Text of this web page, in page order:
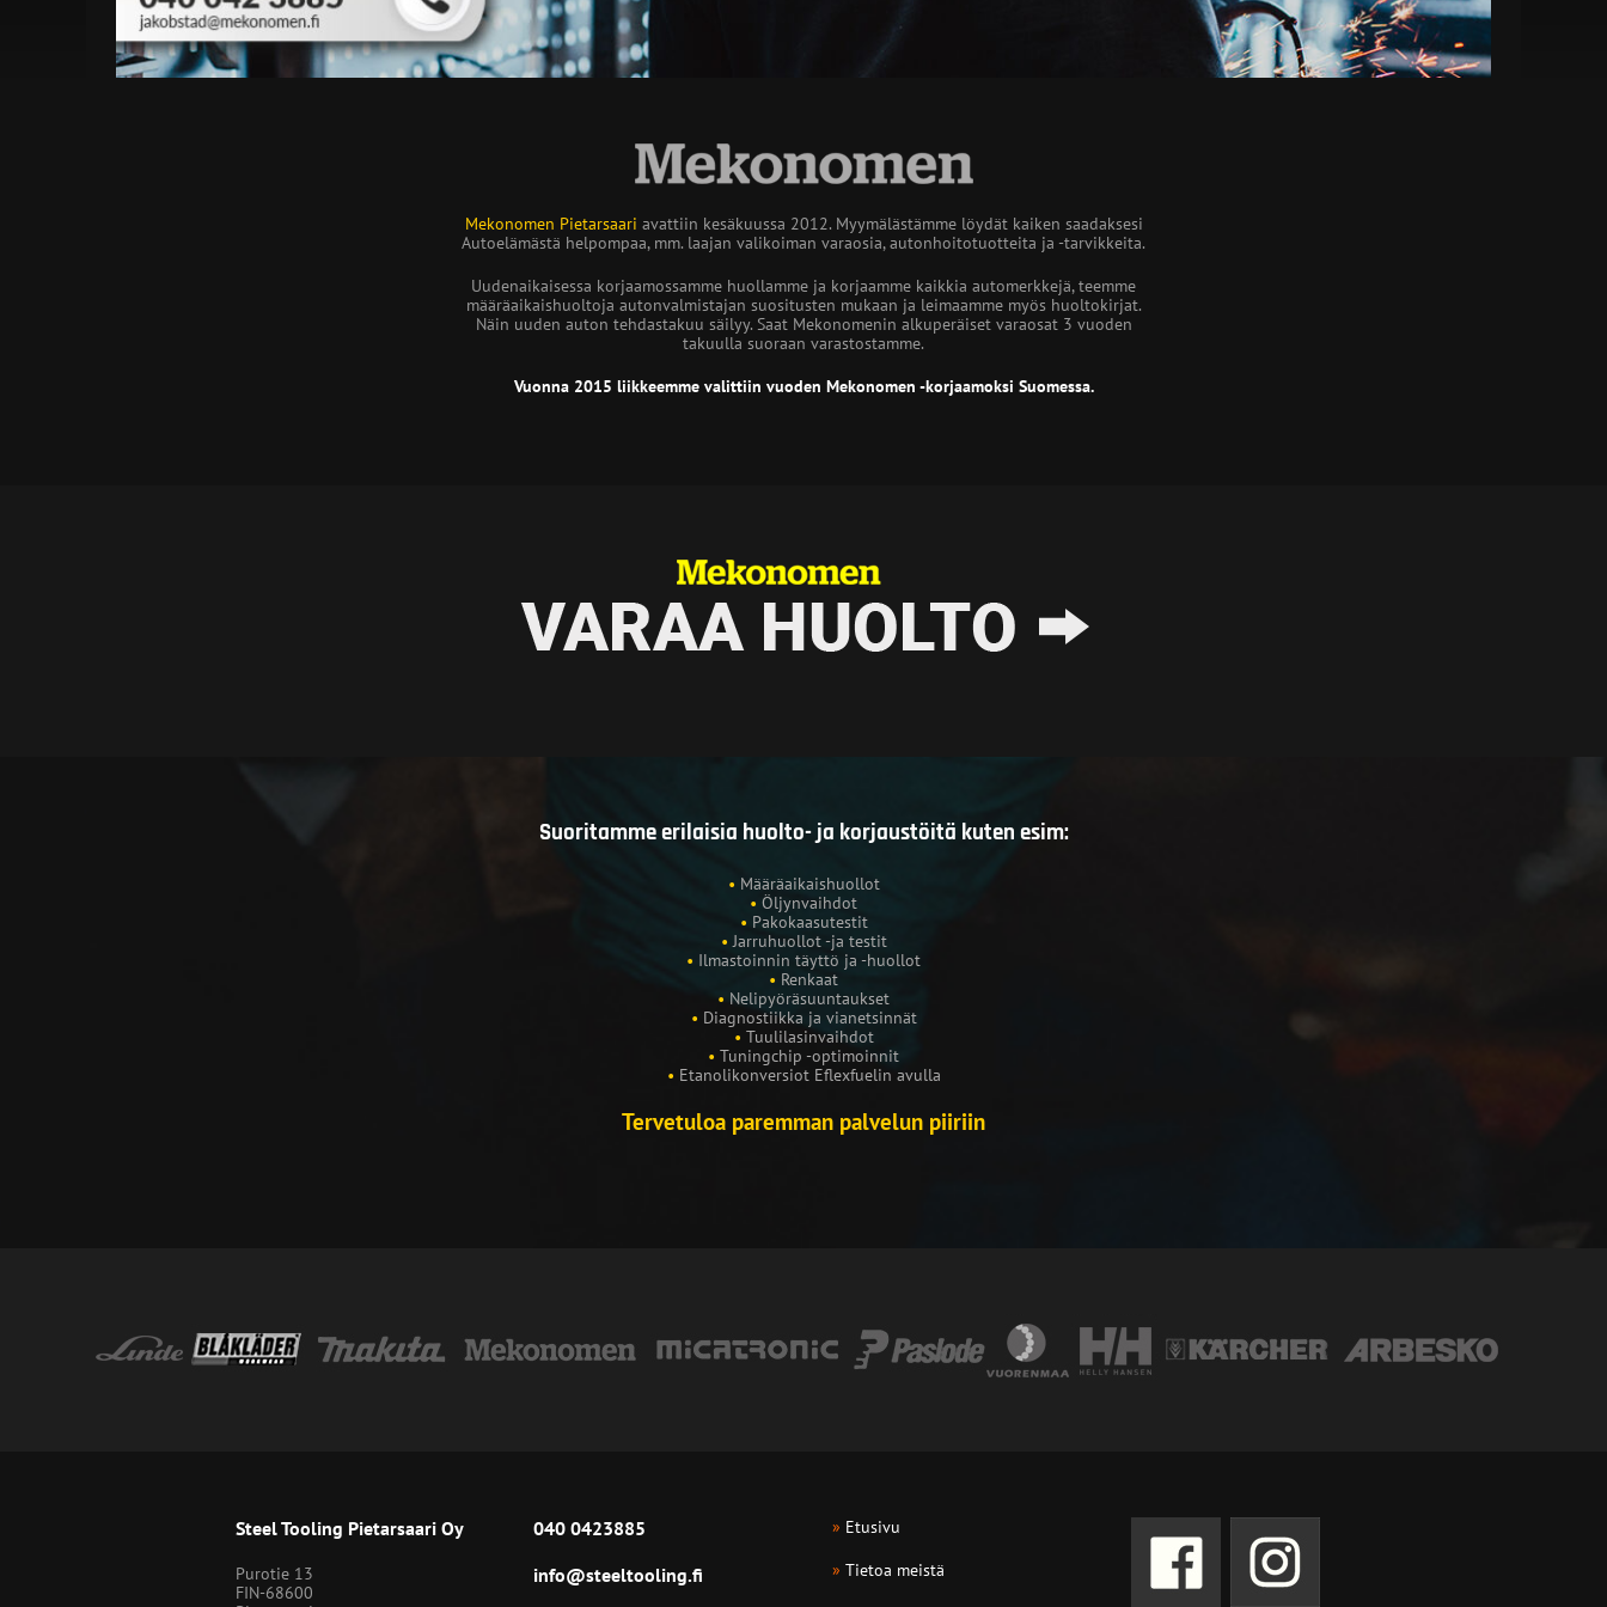
Mekonomen Pietarsaari avattiin kesäkuussa 2012. Myymälästämme löydät kaiken saadaksesi
Autoelämästä helpompaa, mm. laajan valikoiman varaosia, autonhoitotuotteita ja -tarvikkeita.
Uudenaikaisessa korjaamossamme huollamme ja korjaamme kaikkia automerkkejä, teemme
määräaikaishuoltoja autonvalmistajan suositusten mukaan ja leimaamme myös huoltokirjat.
Näin uuden auton tehdastakuu säilyy. Saat Mekonomenin alkuperäiset varaosat 3 vuoden
takuulla suoraan varastostamme.
Vuonna 2015 liikkeemme valittiin vuoden Mekonomen -korjaamoksi Suomessa.
Suoritamme erilaisia huolto- ja korjaustöitä kuten esim:
• Määräaikaishuollot
• Öljynvaihdot
• Pakokaasutestit
•Jarruhuollot -ja testit
• Ilmastoinnin täyttö ja -huollot
• Renkaat
• Nelipyöräsuuntaukset
• Diagnostiikka ja vianetsinnät
• Tuulilasinvaihdot
• Tuningchip -optimoinnit
• Etanolikonversiot Eflexfuelin avulla
Tervetuloa paremman palvelun piiriin
Steel Tooling Pietarsaari Oy
Purotie 13
FIN-68600
040 0423885
info@steeltooling.fi
» Etusivu
» Tietoa meistä